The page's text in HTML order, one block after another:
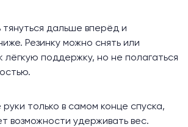
дальше вперёд и
Резинку можно снять или
лёгкую поддержку, но не полагаться
руки только в самом конце спуска,
возможности удерживать вес.